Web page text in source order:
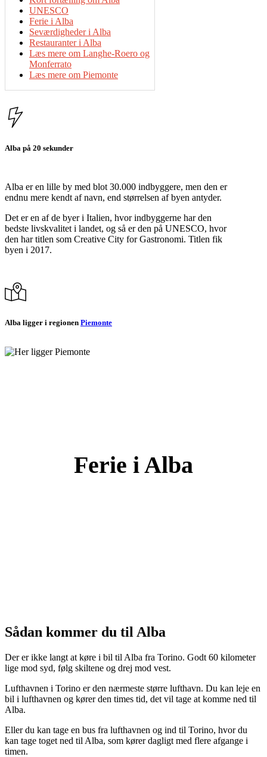
UNESCO
Ferie i Alba
Seværdigheder i Alba
Restauranter i Alba
Læs mere om Langhe-Roero og
Monferrato
Læs mere om Piemonte
Alba på 20 sekunder
Alba er en lille by med blot 30.000 indbyggere, men den er
endnu mere kendt af navn, end størrelsen af byen antyder.
Det er en af de byer i Italien, hvor indbyggerne har den
bedste livskvalitet i landet, og så er den på UNESCO, hvor
den har titlen som Creative City for Gastronomi. Titlen fik
byen i 2017.
Alba ligger i regionen Piemonte
Ferie i Alba
Sådan kommer du til Alba
Der er ikke langt at køre i bil til Alba fra Torino. Godt 60 kilometer
lige mod syd, følg skiltene og drej mod vest.
Lufthavnen i Torino er den nærmeste større lufthavn. Du kan leje en
bil i lufthavnen og kører den times tid, det vil tage at komme ned til
Alba.
Eller du kan tage en bus fra lufthavnen og ind til Torino, hvor du
kan tage toget ned til Alba, som kører dagligt med flere afgange i
timen.